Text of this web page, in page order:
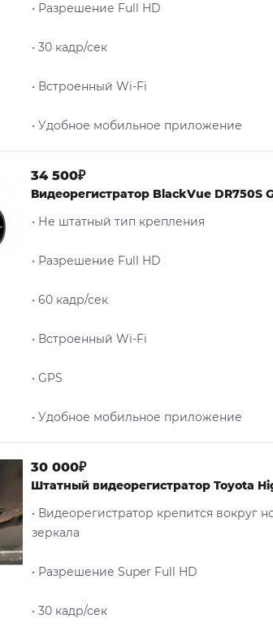
• Разрешение Full HD
• 30 кадр/сек
• Встроенный Wi-Fi
• Удобное мобильное приложение
34 500₽
Видеорегистратор BlackVue DR750S
• Не штатный тип крепления
• Разрешение Full HD
• 60 кадр/сек
• Встроенный Wi-Fi
• GPS
• Удобное мобильное приложение
30 000₽
Штатный видеорегистратор Toyota
• Видеорегистратор крепится вокруг
зеркала
• Разрешение Super Full HD
• 30 кадр/сек